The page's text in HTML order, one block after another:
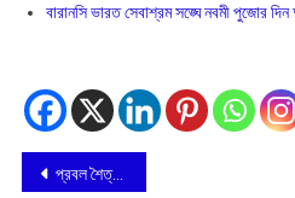
বারানসি ভারত সেবাশ্রম সঙ্ঘে নবমী পুজোর দিন
Post
প্রবল শৈত্য প্রবাহ চলছে উত্তর এবং উত্তর-পশ্চিম ভারতে